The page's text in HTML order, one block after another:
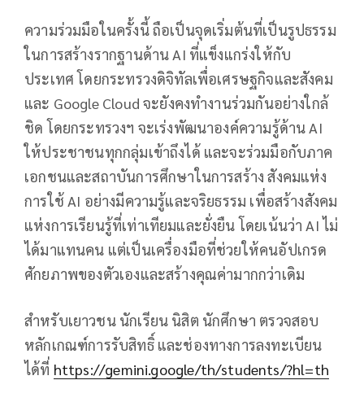
ความร่วมมือในครั้งนี้ ถือเป็นจุดเริ่มต้นที่เป็นรูปธรรม
ในการสร้างรากฐานด้าน AI ที่แข็งแกร่งให้กับ
ประเทศ โดยกระทรวงดิจิทัลเพื่อเศรษฐกิจและสังคม
และ Google Cloud จะยังคงทำงานร่วมกันอย่างใกล้
ชิด โดยกระทรวงฯ จะเร่งพัฒนาองค์ความรู้ด้าน AI
ให้ประชาชนทุกกลุ่มเข้าถึงได้ และจะร่วมมือกับภาค
เอกชนและสถาบันการศึกษาในการสร้าง สังคมแห่ง
การใช้ AI อย่างมีความรู้และจริยธรรม เพื่อสร้างสังคม
แห่งการเรียนรู้ที่เท่าเทียมและยั่งยืน โดยเน้นว่า AI ไม่
ได้มาแทนคน แต่เป็นเครื่องมือที่ช่วยให้คนอัปเกรด
ศักยภาพของตัวเองและสร้างคุณค่ามากกว่าเดิม
สำหรับเยาวชน นักเรียน นิสิต นักศึกษา ตรวจสอบ
หลักเกณฑ์การรับสิทธิ์ และช่องทางการลงทะเบียน
ได้ที่ https://gemini.google/th/students/?hl=th